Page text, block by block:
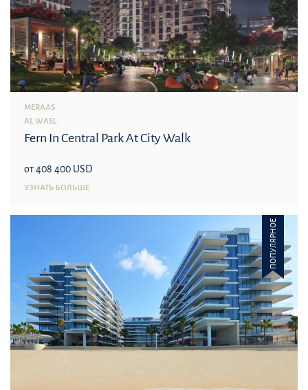
MERAAS
AL WASL
Fern In Central Park At City Walk
от 408 400 USD
УЗНАТЬ БОЛЬШЕ
ПОПУЛЯРНОЕ